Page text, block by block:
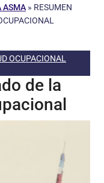
ASMA » RESUMEN
OCUPACIONAL
de la